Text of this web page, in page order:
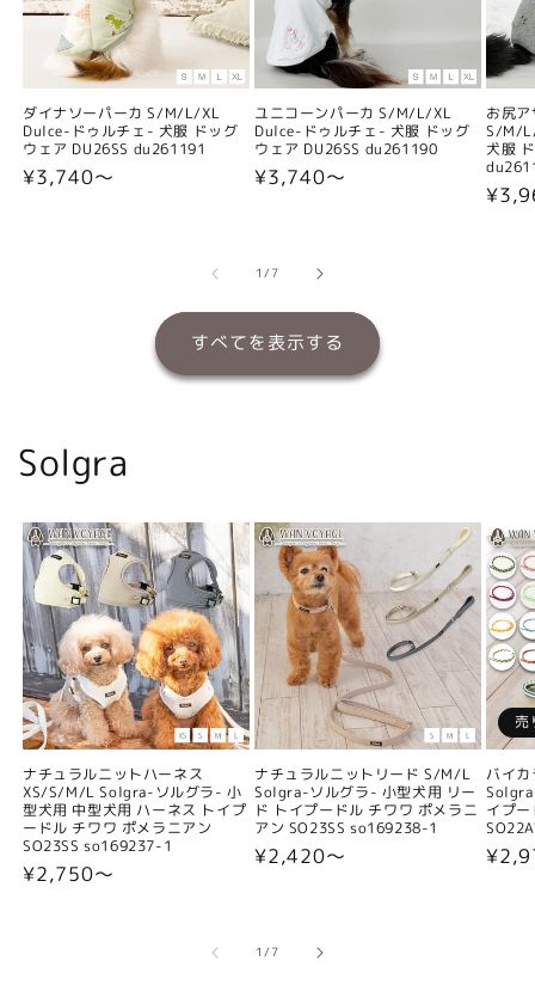
ダイナソーパーカ S/M/L/XL
Dulce-ドゥルチェ- 犬服 ドッグ
ウェア DU26SS du261191
通
¥3,740〜
ユニコーンパーカ S/M/L/XL
Dulce-ドゥルチェ- 犬服 ドッグ
ウェア DU26SS du261190
通
¥3,740〜
お尻
S/M/
犬服
通
1/の
7
すべてを表示する
Solgra
ナチュラルニットハーネス
XS/S/M/L Solgra-ソルグラ- 小
型犬用 中型犬用 ハーネス トイプ
ードル チワワ ポメラニアン
SO23SS so169237-1
通
¥2,750〜
ナチュラルニットリード S/M/L
Solgra-ソルグラ- 小型犬用 リー
ド トイプードル チワワ ポメラニ
アン SO23SS so169238-1
通
¥2,420〜
売
バイ
イプ
通
1/の
7